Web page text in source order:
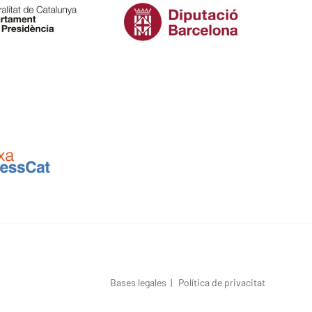
Bases legales | Política de privacitat